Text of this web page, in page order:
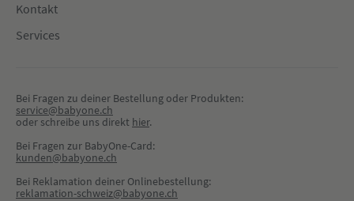
Kontakt
Services
Bei Fragen zu deiner Bestellung oder Produkten:
service@babyone.ch
oder schreibe uns direkt hier.
Bei Fragen zur BabyOne-Card:
kunden@babyone.ch
Bei Reklamation deiner Onlinebestellung:
reklamation-schweiz@babyone.ch